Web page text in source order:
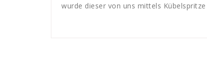
wurde dieser von uns mittels